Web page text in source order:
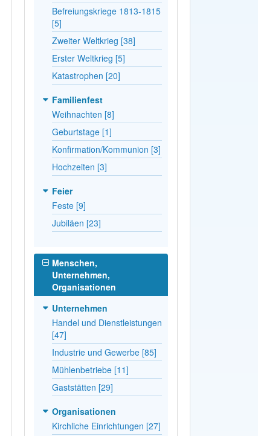
Befreiungskriege 1813-1815
[5]
Zweiter Weltkrieg [38]
Erster Weltkrieg [5]
Katastrophen [20]
Familienfest
Weihnachten [8]
Geburtstage [1]
Konfirmation/Kommunion [3]
Hochzeiten [3]
Feier
Feste [9]
Jubiläen [23]
Menschen,
Unternehmen,
Organisationen
Unternehmen
Handel und Dienstleistungen
[47]
Industrie und Gewerbe [85]
Mühlenbetriebe [11]
Gaststätten [29]
Organisationen
Kirchliche Einrichtungen [27]